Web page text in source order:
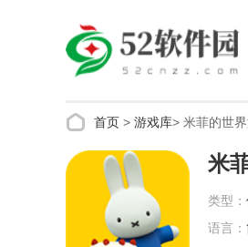
首页 > 游戏库> 米菲的世
米
类型：
语言：